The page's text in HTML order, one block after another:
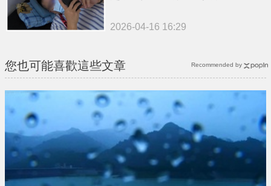
2026-04-16 16:29
您也可能喜歡這些文章 Recommended by